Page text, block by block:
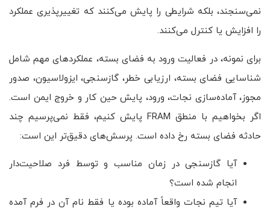
نمی‌سنجند، بلکه شرایطی را پایش می‌کنند که تغییرپذیری عملکرد
را افزایش یا کنترل می‌کنند.
برای نمونه، در فعالیت ورود به فضای بسته، عملکردهای مهم شامل
شناسایی فضای بسته، ارزیابی خطر، گازسنجی، ایزولاسیون، صدور
مجوز، آماده‌سازی نجات، ورود، پایش حین کار و خروج ایمن است.
اگر بخواهیم با منطق FRAM پایش کنیم، فقط نمی‌پرسیم چند
حادثه فضای بسته رخ داده است. پرسش‌های دقیق‌تر این است:
آیا گازسنجی در زمان مناسب و توسط فرد صلاحیت‌دار
انجام شده است؟
آیا تیم نجات واقعاً آماده بوده یا فقط نام آن در فرم آمده